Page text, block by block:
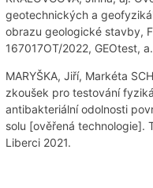
geotechnických a
obrazu geologické stavby,
167017OT/2022, GEOtest,
MARYŠKA, Jiří, Markéta
zkoušek pro testování
antibakteriální odolnosti
solu [ověřená technologie].
Liberci 2021.